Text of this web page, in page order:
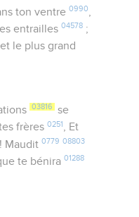
ton ventre 0990
entrailles04578 ;
le plus grand
03816 se
frères0251 , Et
Maudit0779 08803
te bénira01288